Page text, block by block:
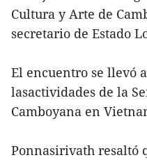
Cultura y Arte de
secretario de Estado
El encuentro se llevó
lasactividades de la
Camboyana en
Ponnasirivath resaltó